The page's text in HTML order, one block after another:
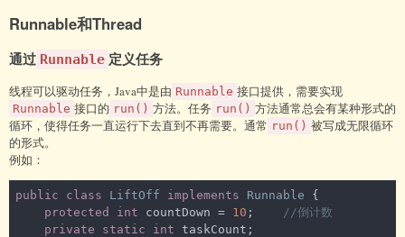
Runnable和Thread
通过 Runnable 定义任务
线程可以驱动任务，Java中是由 Runnable 接口提供，需要实现
Runnable 接口的 run() 方法。任务 run() 方法通常总会有某种形式的
循环，使得任务一直运行下去直到不再需要。通常 run() 被写成无限循环
的形式。
例如：
public class LiftOff implements Runnable
{
protected
int countDown = 10 ;
//倒计数
private
static int taskCount;